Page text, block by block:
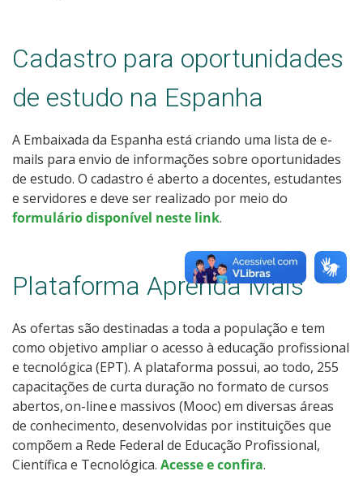
Cadastro para oportunidades
de estudo na Espanha
A Embaixada da Espanha está criando uma lista de e-
mails para envio de informações sobre oportunidades
de estudo. O cadastro é aberto a docentes, estudantes
e servidores e deve ser realizado por meio do
formulário disponível neste link.
Plataforma Aprenda Mais
As ofertas são destinadas a toda a população e tem
como objetivo ampliar o acesso à educação profissional
e tecnológica (EPT). A plataforma possui, ao todo, 255
capacitações de curta duração no formato de cursos
abertos, on-line e massivos (Mooc) em diversas áreas
de conhecimento, desenvolvidas por instituições que
compõem a Rede Federal de Educação Profissional,
Científica e Tecnológica. Acesse e confira.